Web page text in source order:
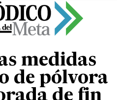
medidas
de pólvora
de fin